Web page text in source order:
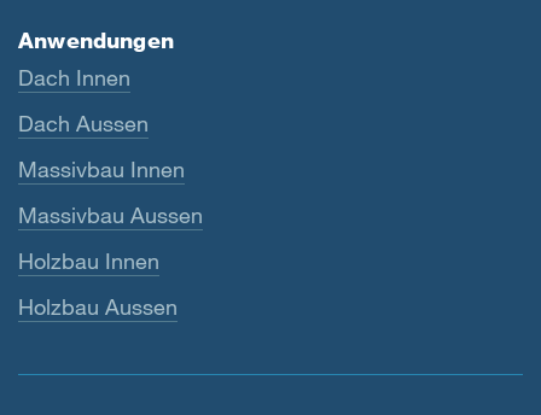
Anwendungen
Dach Innen
Dach Aussen
Massivbau Innen
Massivbau Aussen
Holzbau Innen
Holzbau Aussen